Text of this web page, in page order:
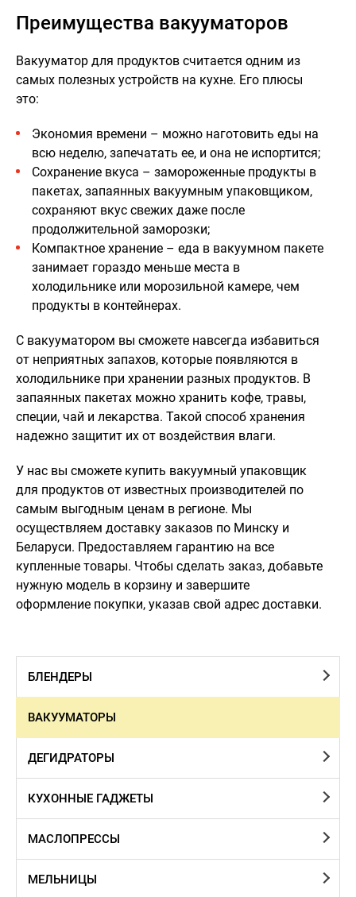
Преимущества вакууматоров
Вакууматор для продуктов считается одним из
самых полезных устройств на кухне. Его плюсы
это:
Экономия времени – можно наготовить еды на
всю неделю, запечатать ее, и она не испортится;
Сохранение вкуса – замороженные продукты в
пакетах, запаянных вакуумным упаковщиком,
сохраняют вкус свежих даже после
продолжительной заморозки;
Компактное хранение – еда в вакуумном пакете
занимает гораздо меньше места в
холодильнике или морозильной камере, чем
продукты в контейнерах.
С вакууматором вы сможете навсегда избавиться
от неприятных запахов, которые появляются в
холодильнике при хранении разных продуктов. В
запаянных пакетах можно хранить кофе, травы,
специи, чай и лекарства. Такой способ хранения
надежно защитит их от воздействия влаги.
У нас вы сможете купить вакуумный упаковщик
для продуктов от известных производителей по
самым выгодным ценам в регионе. Мы
осуществляем доставку заказов по Минску и
Беларуси. Предоставляем гарантию на все
купленные товары. Чтобы сделать заказ, добавьте
нужную модель в корзину и завершите
оформление покупки, указав свой адрес доставки.
БЛЕНДЕРЫ
ВАКУУМАТОРЫ
ДЕГИДРАТОРЫ
КУХОННЫЕ ГАДЖЕТЫ
МАСЛОПРЕССЫ
МЕЛЬНИЦЫ